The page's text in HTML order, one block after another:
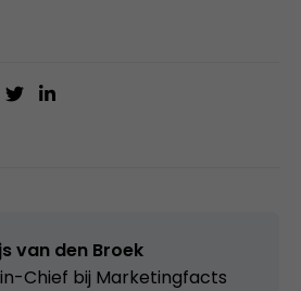
van den Broek
Chief bij Marketingfacts